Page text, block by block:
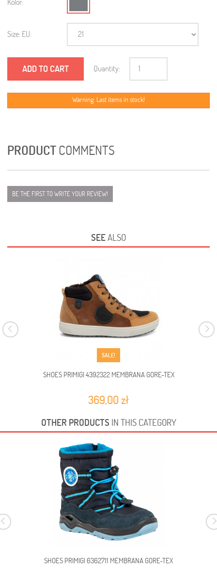
Size: EU:
ADD TO CART Quantity:
Warning: Last items in stock!
PRODUCTCOMMENTS
BE THE FIRST TO WRITE YOUR REVIEW!
SEEALSO
SALE!
SHOES PRIMIGI 4392322 MEMBRANA GORE-TEX
369,00 zł
OTHER PRODUCTS IN THIS CATEGORY
SHOES PRIMIGI 6362711 MEMBRANA GORE-TEX